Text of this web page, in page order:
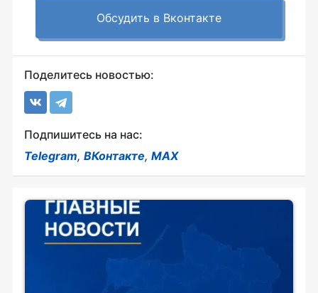
Обсудить в Вконтакте
Поделитесь новостью:
Подпишитесь на нас:
Telegram, ВКонтакте, MAX